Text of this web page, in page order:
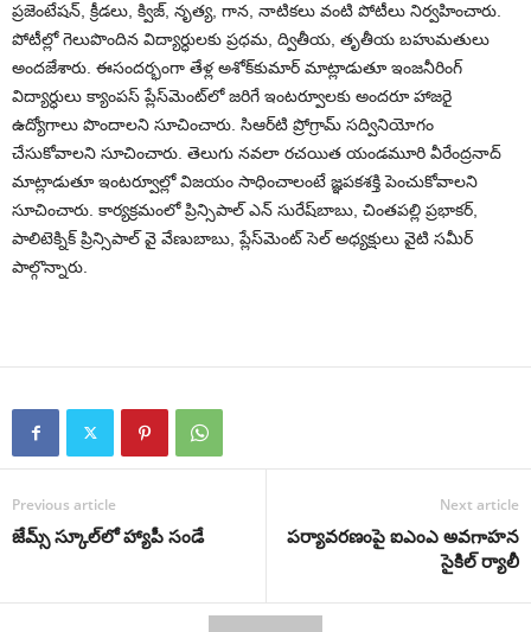
ప్ర‌జెంటేష‌న్‌, క్రీడ‌లు, క్విజ్‌, నృత్య‌, గాన‌, నాటిక‌లు వంటి పోటీలు నిర్వ‌హించారు.
పోటీల్లో గెలుపొందిన విద్యార్ధుల‌కు ప్ర‌ధ‌మ‌, ద్వితీయ‌, తృతీయ బ‌హుమ‌తులు
అంద‌జేశారు. ఈసంద‌ర్భంగా తేళ్ల అశోక్‌కుమార్ మాట్లాడుతూ ఇంజ‌నీరింగ్
విద్యార్ధులు క్యాంప‌స్ ప్లేస్‌మెంట్‌లో జ‌రిగే ఇంట‌ర్వూల‌కు అంద‌రూ హాజ‌రై
ఉద్యోగాలు పొందాల‌ని సూచించారు. సిఆర్‌టి ప్రోగ్రామ్ స‌ద్వినియోగం
చేసుకోవాల‌ని సూచించారు. తెలుగు న‌వ‌లా ర‌చ‌యిత యండ‌మూరి వీరేంద్ర‌నాద్
మాట్లాడుతూ ఇంటర్వూల్లో విజ‌యం సాధించాలంటే జ్ఞ‌ప‌క‌శ‌క్తి పెంచుకోవాల‌ని
సూచించారు. కార్య‌క్ర‌మంలో ప్రిన్సిపాల్ ఎన్ సురేష్‌బాబు, చింత‌ప‌ల్లి ప్ర‌భాక‌ర్‌,
పాలిటెక్నిక్ ప్రిన్సిపాల్ వై వేణుబాబు, ప్లేస్‌మెంట్ సెల్ అధ్య‌క్షులు వైటి స‌మీర్
పాల్గొన్నారు.
Previous article
జేమ్స్ స్కూల్‌లో హ్యాపీ సండే
Next article
ప‌ర్యావ‌ర‌ణంపై ఐఎంఎ అవ‌గాహ‌న
సైకిల్ ర్యాలీ